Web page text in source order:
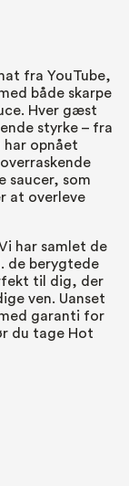
fra YouTube,
både skarpe
Hver gæst
styrke – fra
har opnået
saucer, som
at overleve
har samlet de
de berygtede
til dig, der
ven. Uanset
garanti for
du tage Hot